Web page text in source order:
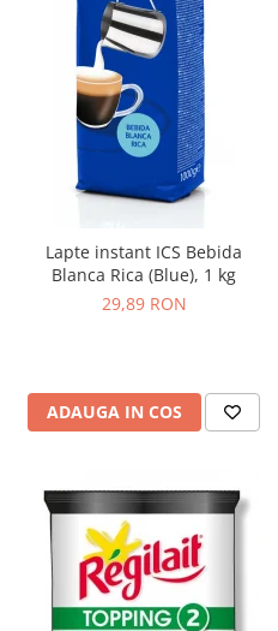
Lapte instant ICS Bebida
Blanca Rica (Blue), 1 kg
29,89 RON
ADAUGA IN COS